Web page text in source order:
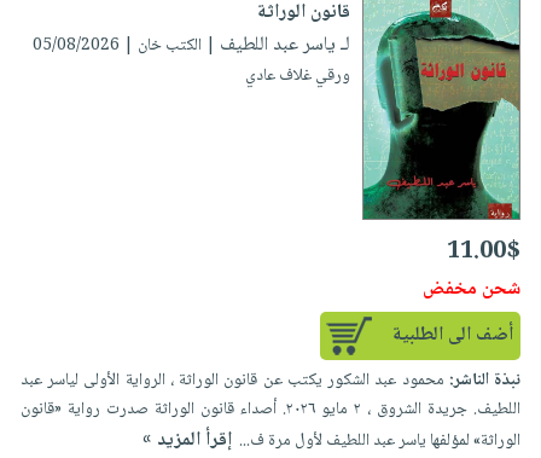
حقائب
حلي
عناية
بالذات
صابون
أطفال
مناسبات
حدود
عن
الشركة
سياسة
الشركة
فيديوهات
أسئلة
يتكرر
طرحها
خدمات
نيل
وفرات
انشر
حسابك
لائحة
الأمنيات
عربة
التسوق
نشرة
الإصدارات
قانون الوراثة
لـ ياسر عبد اللطيف | الكتب خان | 05/08/2026
ورقي غلاف عادي
11.00$
شحن مخفض
أضف الى الطلبية
نبذة الناشر: محمود عبد الشكور يكتب عن قانون الوراثة ، الرواية الأولى لياسر عبد
اللطيف. جريدة الشروق ، ٢ مايو ٢٠٢٦. أصداء قانون الوراثة صدرت رواية «قانون
الوراثة» لمؤلفها ياسر عبد اللطيف لأول مرة ف... إقرأ المزيد »